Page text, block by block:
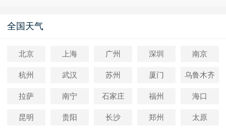
全国天气
北京 上海 广州 深圳 南京
杭州 武汉 苏州 厦门 乌鲁木齐
拉萨 南宁 石家庄 福州 海口
昆明 贵阳 长沙 郑州 太原